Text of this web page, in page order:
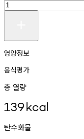
영양정보
음식평가
총 열량
139kcal
탄수화물